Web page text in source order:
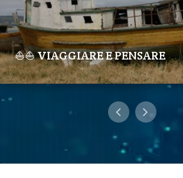
⛵⛵ VIAGGIARE E PENSARE